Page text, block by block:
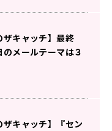
ザキャッチ】最終
メールテーマは３
ザキャッチ】『セン